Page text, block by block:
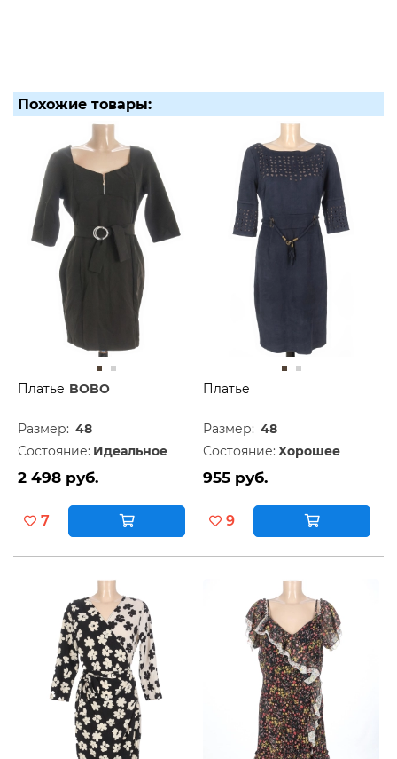
Похожие товары:
Платье BOBO
Размер: 48
Состояние: Идеальное
2 498 руб.
7
Платье
Размер: 48
Состояние: Хорошее
955 руб.
9